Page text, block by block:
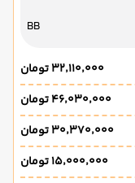
BB
۳۲٬۱۱۰٬۰۰۰ تومان
۴۶٬۰۳۰٬۰۰۰ تومان
۳۰٬۳۷۰٬۰۰۰ تومان
۱۵٬۰۰۰٬۰۰۰ تومان